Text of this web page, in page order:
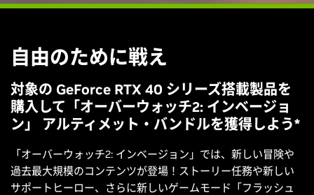
自由のために戦え
対象の GeForce RTX 40 シリーズ搭載製品を
購入して「オーバーウォッチ2: インベージョ
ン」 アルティメット・バンドルを獲得しよう*
「オーバーウォッチ2: インベージョン」では、新しい冒険や
過去最大規模のコンテンツが登場！ストーリー任務や新しい
サポートヒーロー、さらに新しいゲームモード「フラッシュ